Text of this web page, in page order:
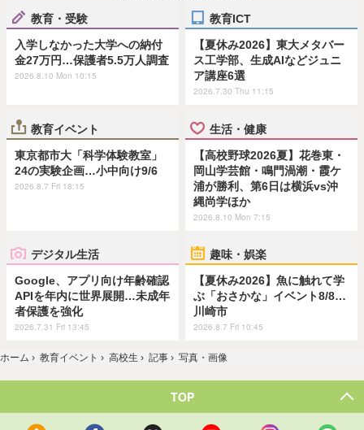
教育・受験
入学しなかった大学への納付
金27万円…保護者5.5万人調査
2026.8.10 Mon 10:15
教育ICT
【夏休み2026】東大メタバー
ス工学部、生成AIなどジュニ
ア講座6選
2026.7.30 Thu 11:15
教育イベント
東京都市大「科学体験教室」
24の実験企画…小中向け9/6
2026.8.7 Fri 18:15
生活・健康
【高校野球2026夏】花巻東・
岡山学芸館・鳴門渦潮・霞ケ
浦が勝利、第6日は横浜vs沖
縄尚学ほか
2026.8.10 Mon 7:15
デジタル生活
Google、アプリ向け年齢確認
APIを年内に世界展開…未成年
者保護を強化
2026.7.31 Fri 13:45
趣味・娯楽
【夏休み2026】魚に触れて学
ぶ「おさかな」イベント8/8…
川崎市
2026.8.7 Fri 10:45
ホーム › 教育イベント › 高校生 › 記事 › 写真・画像
TOP